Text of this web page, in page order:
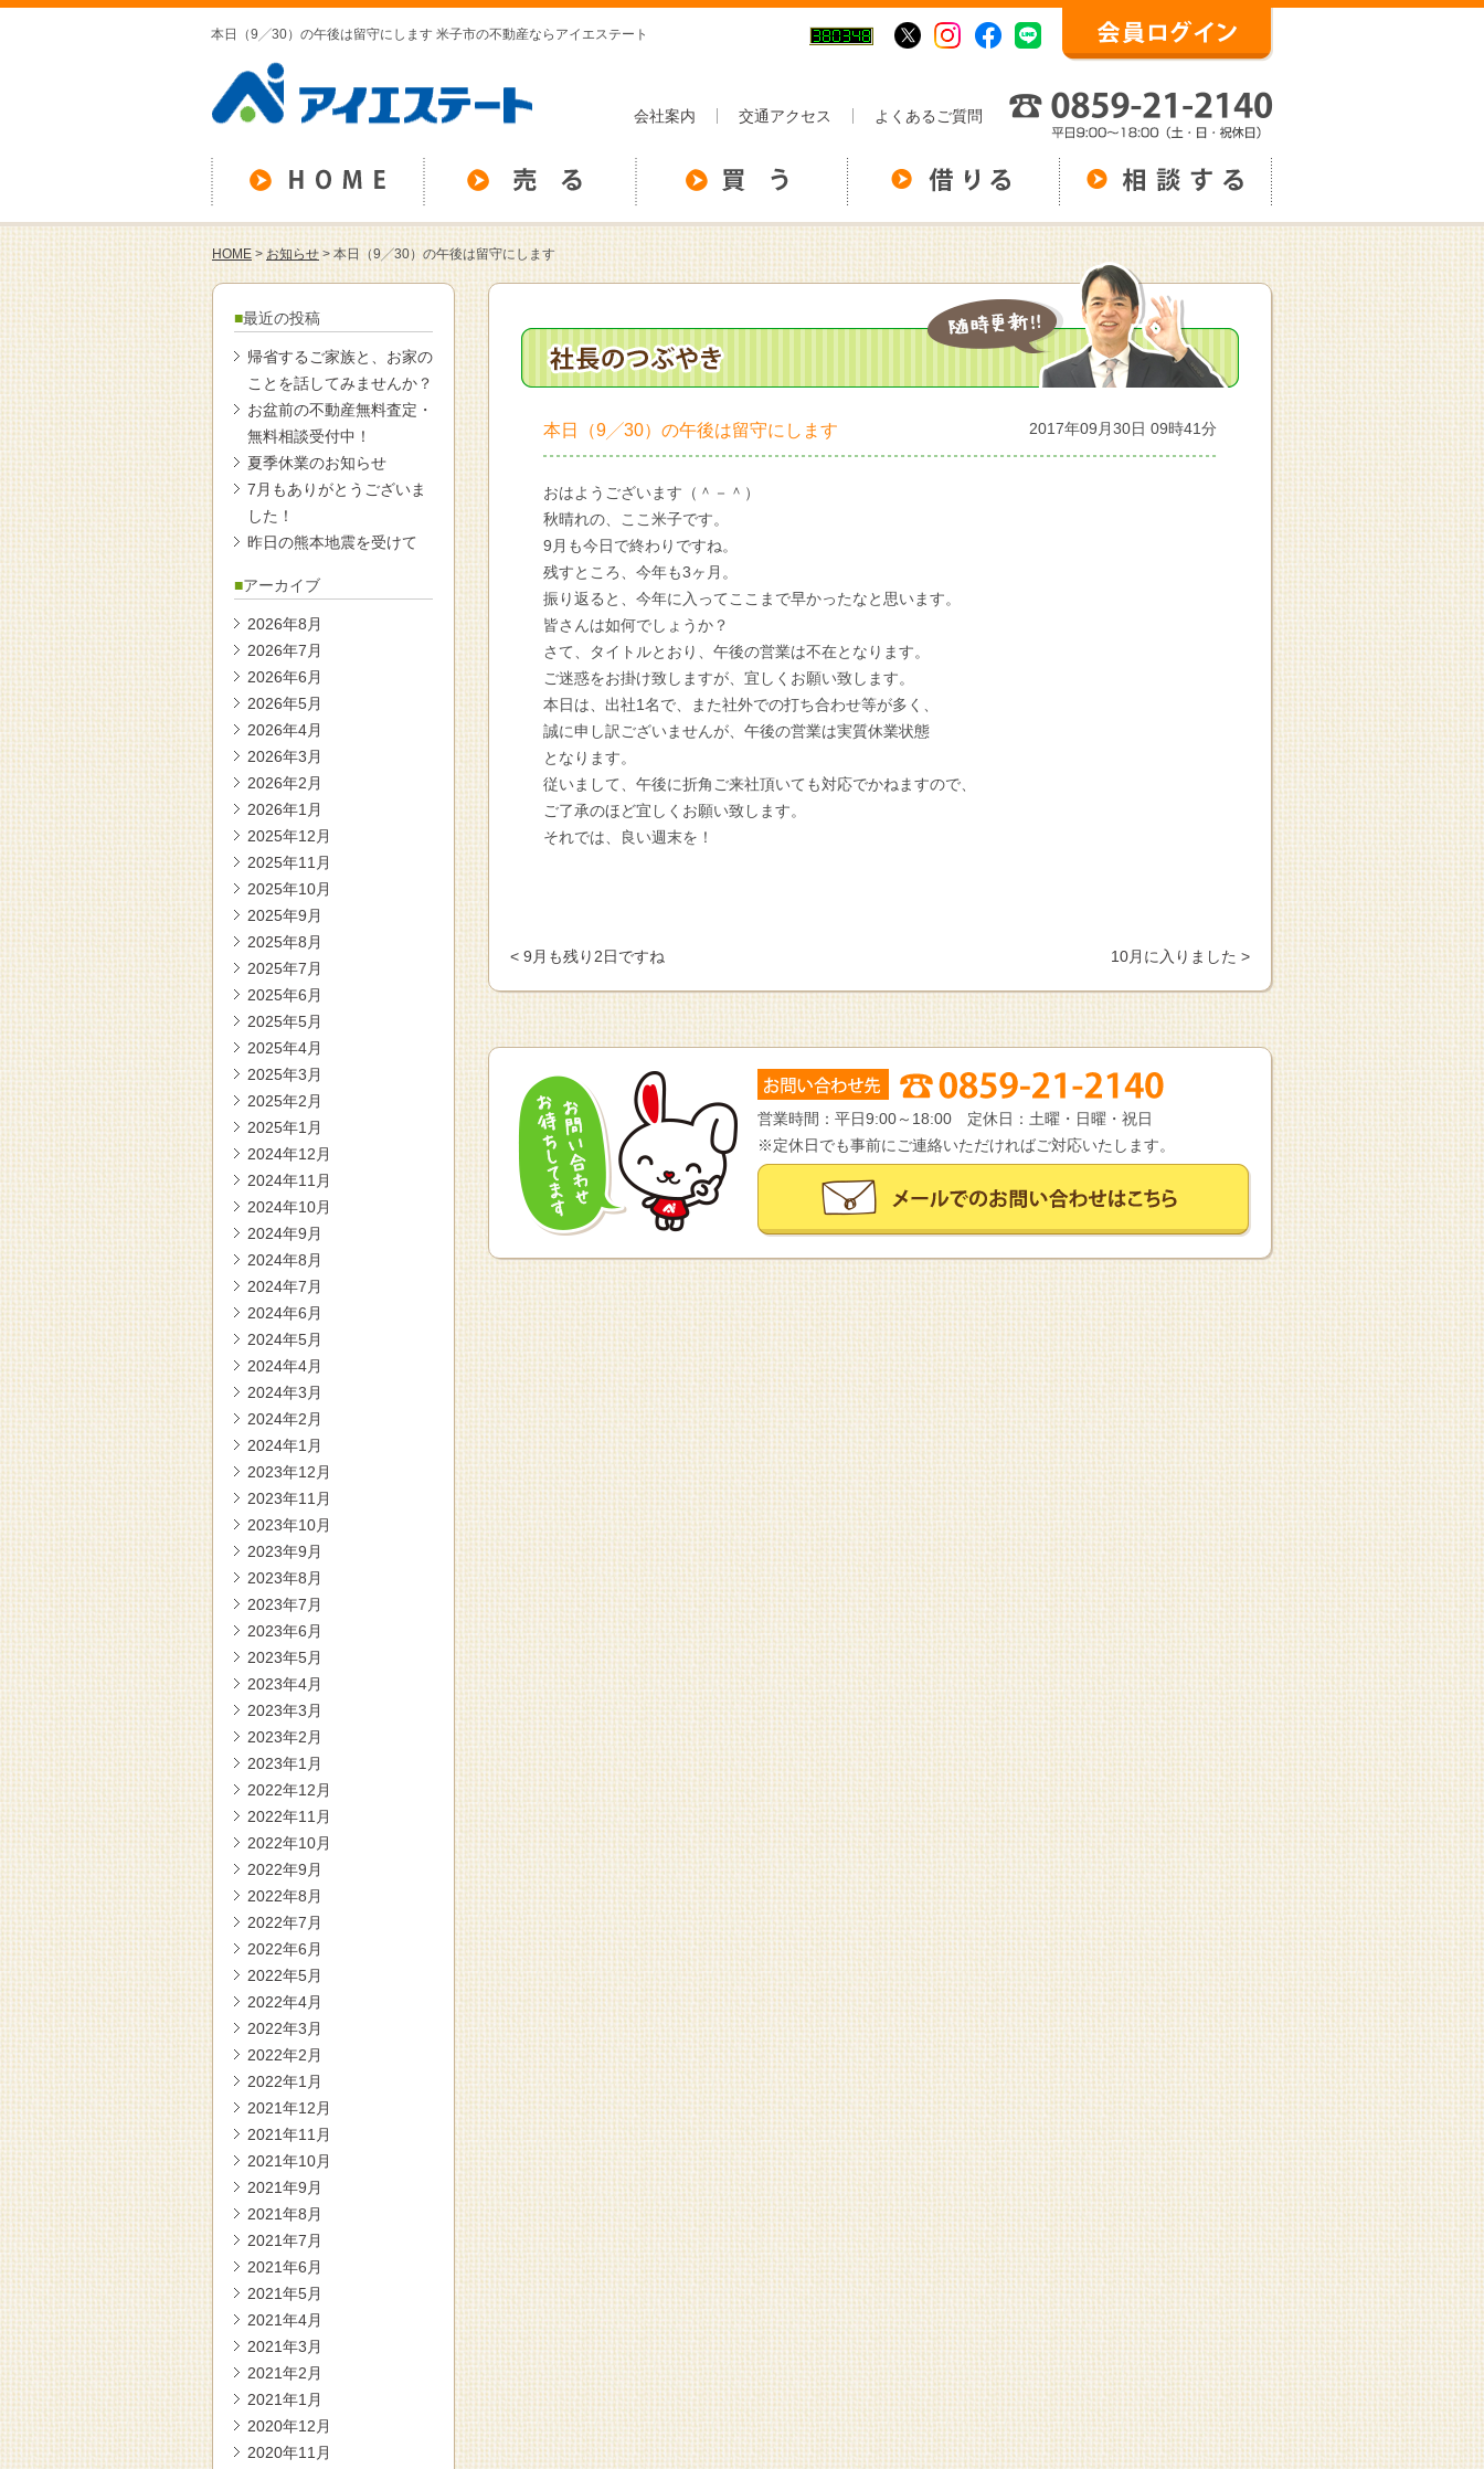
本日（9╱30）の午後は留守にします 米子市の不動産ならアイエステート
会社案内 交通アクセス よくあるご質問
HOME>お知らせ>本日（9╱30）の午後は留守にします
本日（9╱30）の午後は留守にします 2017年09月30日 09時41分
おはようございます（＾－＾）
秋晴れの、ここ米子です。
9月も今日で終わりですね。
残すところ、今年も3ヶ月。
振り返ると、今年に入ってここまで早かったなと思います。
皆さんは如何でしょうか？
さて、タイトルとおり、午後の営業は不在となります。
ご迷惑をお掛け致しますが、宜しくお願い致します。
本日は、出社1名で、また社外での打ち合わせ等が多く、
誠に申し訳ございませんが、午後の営業は実質休業状態
となります。
従いまして、午後に折角ご来社頂いても対応でかねますので、
ご了承のほど宜しくお願い致します。
それでは、良い週末を！
< 9月も残り2日ですね 10月に入りました >
営業時間：平日9:00～18:00 定休日：土曜・日曜・祝日
※定休日でも事前にご連絡いただければご対応いたします。
最近の投稿
帰省するご家族と、お家の
ことを話してみませんか？
お盆前の不動産無料査定・
無料相談受付中！
夏季休業のお知らせ
7月もありがとうございま
した！
昨日の熊本地震を受けて
アーカイブ
2026年8月
2026年7月
2026年6月
2026年5月
2026年4月
2026年3月
2026年2月
2026年1月
2025年12月
2025年11月
2025年10月
2025年9月
2025年8月
2025年7月
2025年6月
2025年5月
2025年4月
2025年3月
2025年2月
2025年1月
2024年12月
2024年11月
2024年10月
2024年9月
2024年8月
2024年7月
2024年6月
2024年5月
2024年4月
2024年3月
2024年2月
2024年1月
2023年12月
2023年11月
2023年10月
2023年9月
2023年8月
2023年7月
2023年6月
2023年5月
2023年4月
2023年3月
2023年2月
2023年1月
2022年12月
2022年11月
2022年10月
2022年9月
2022年8月
2022年7月
2022年6月
2022年5月
2022年4月
2022年3月
2022年2月
2022年1月
2021年12月
2021年11月
2021年10月
2021年9月
2021年8月
2021年7月
2021年6月
2021年5月
2021年4月
2021年3月
2021年2月
2021年1月
2020年12月
2020年11月